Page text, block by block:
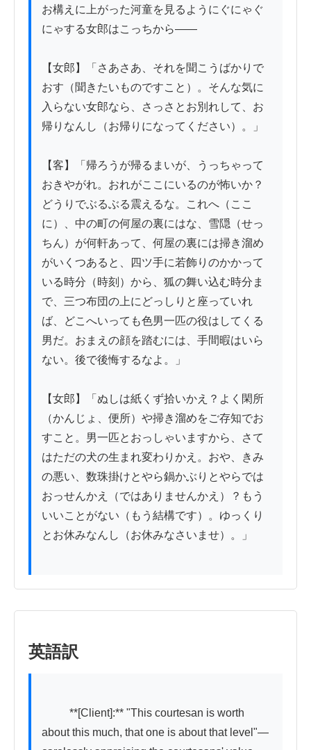
お構えに上がった河童を見るようにぐにゃぐ
にゃする女郎はこっちから——
【女郎】「さあさあ、それを聞こうばかりで
おす（聞きたいものですこと）。そんな気に
入らない女郎なら、さっさとお別れして、お
帰りなんし（お帰りになってください）。」
【客】「帰ろうが帰るまいが、うっちゃって
おきやがれ。おれがここにいるのが怖いか？
どうりでぶるぶる震えるな。これへ（ここ
に）、中の町の何屋の裏にはな、雪隠（せっ
ちん）が何軒あって、何屋の裏には掃き溜め
がいくつあると、四ツ手に若飾りのかかって
いる時分（時刻）から、狐の舞い込む時分ま
で、三つ布団の上にどっしりと座っていれ
ば、どこへいっても色男一匹の役はしてくる
男だ。おまえの顔を踏むには、手間暇はいら
ない。後で後悔するなよ。」
【女郎】「ぬしは紙くず拾いかえ？よく閑所
（かんじょ、便所）や掃き溜めをご存知でお
すこと。男一匹とおっしゃいますから、さて
はただの犬の生まれ変わりかえ。おや、きみ
の悪い、数珠掛けとやら鍋かぶりとやらでは
おっせんかえ（ではありませんかえ）？もう
いいことがない（もう結構です）。ゆっくり
とお休みなんし（お休みなさいませ）。」
英語訳
about this much, that one is about that level"—